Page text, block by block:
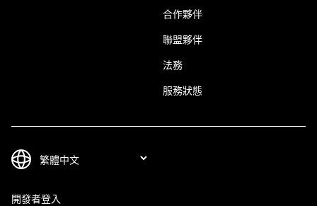
合作夥伴
聯盟夥伴
法務
服務狀態
開發者登入